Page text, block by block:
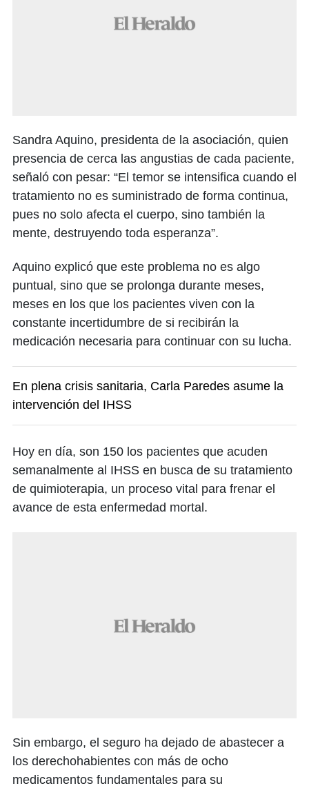
Sandra Aquino, presidenta de la asociación, quien
presencia de cerca las angustias de cada paciente,
señaló con pesar: “El temor se intensifica cuando el
tratamiento no es suministrado de forma continua,
pues no solo afecta el cuerpo, sino también la
mente, destruyendo toda esperanza”.
Aquino explicó que este problema no es algo
puntual, sino que se prolonga durante meses,
meses en los que los pacientes viven con la
constante incertidumbre de si recibirán la
medicación necesaria para continuar con su lucha.
En plena crisis sanitaria, Carla Paredes asume la
intervención del IHSS
Hoy en día, son 150 los pacientes que acuden
semanalmente al IHSS en busca de su tratamiento
de quimioterapia, un proceso vital para frenar el
avance de esta enfermedad mortal.
Sin embargo, el seguro ha dejado de abastecer a
los derechohabientes con más de ocho
medicamentos fundamentales para su